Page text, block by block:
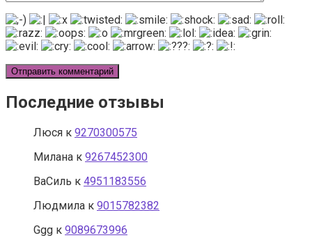
Последние отзывы
Люся к 9270300575
Милана к 9267452300
ВаСиль к 4951183556
Людмила к 9015782382
Ggg к 9089673996